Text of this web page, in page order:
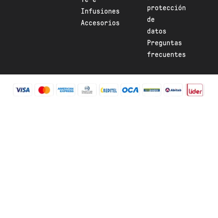
Infusiones
Accesorios
protección
de
datos
Preguntas
frecuentes